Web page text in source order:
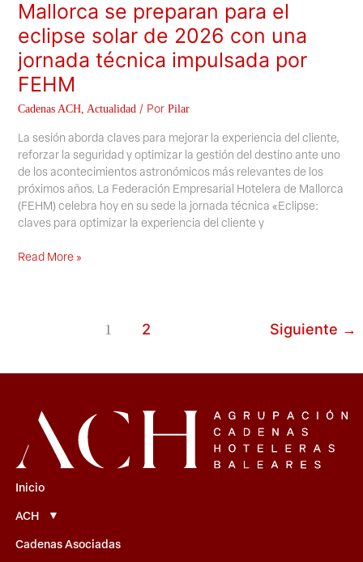
Mallorca se preparan para el
eclipse solar de 2026 con una
jornada técnica impulsada por
FEHM
Cadenas ACH, Actualidad / Por Pilar
La sesión aborda claves para mejorar la experiencia del cliente,
reforzar la seguridad y optimizar la gestión del destino ante uno
de los acontecimientos astronómicos más relevantes de los
próximos años. La Federación Empresarial Hotelera de Mallorca
(FEHM) celebra hoy en su sede la jornada técnica «Eclipse:
claves para optimizar la experiencia del cliente y
Read More »
1 2 Siguiente →
Inicio
ACH
Cadenas Asociadas